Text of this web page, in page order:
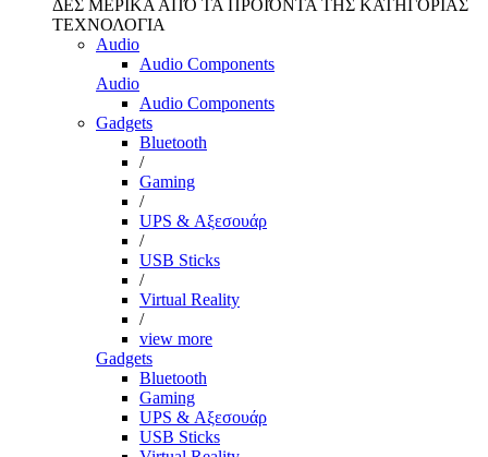
ΔΕΣ ΜΕΡΙΚΑ ΑΠΌ ΤΑ ΠΡΟΪΌΝΤΑ ΤΗΣ ΚΑΤΗΓΟΡΙΑΣ
ΤΕΧΝΟΛΟΓΙΑ
Audio
Audio Components
Audio
Audio Components
Gadgets
Bluetooth
/
Gaming
/
UPS & Αξεσουάρ
/
USB Sticks
/
Virtual Reality
/
view more
Gadgets
Bluetooth
Gaming
UPS & Αξεσουάρ
USB Sticks